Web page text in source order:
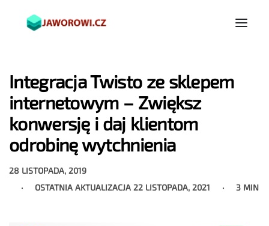
Integracja Twisto ze sklepem
internetowym – Zwiększ
konwersję i daj klientom
odrobinę wytchnienia
28 LISTOPADA, 2019
OSTATNIA AKTUALIZACJA 22 LISTOPADA, 2021 3 MIN